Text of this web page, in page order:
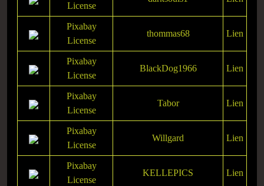
License
Pixabay
License
thommas68 Lien
Pixabay
License
BlackDog1966 Lien
Pixabay
License
Tabor Lien
Pixabay
License
Willgard Lien
Pixabay
License
KELLEPICS Lien